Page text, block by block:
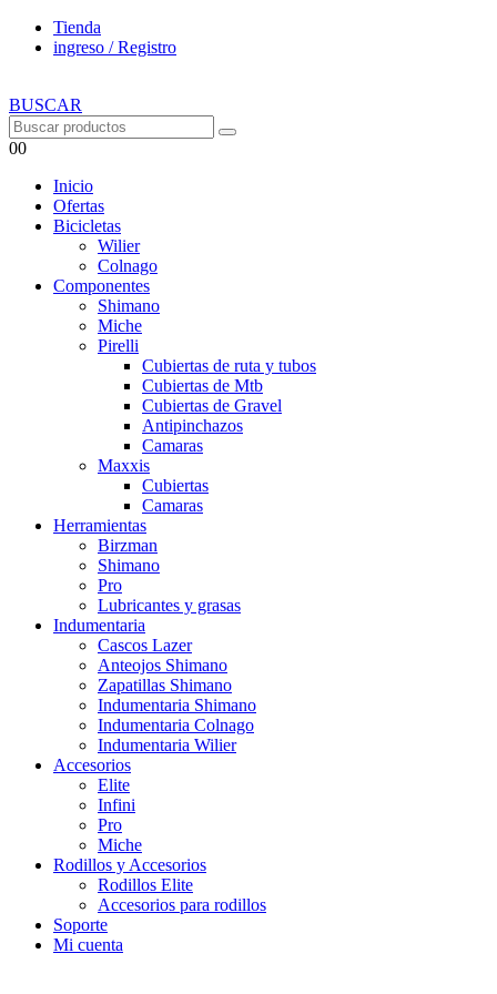
Tienda
ingreso / Registro
BUSCAR
00
Inicio
Ofertas
Bicicletas
Wilier
Colnago
Componentes
Shimano
Miche
Pirelli
Cubiertas de ruta y tubos
Cubiertas de Mtb
Cubiertas de Gravel
Antipinchazos
Camaras
Maxxis
Cubiertas
Camaras
Herramientas
Birzman
Shimano
Pro
Lubricantes y grasas
Indumentaria
Cascos Lazer
Anteojos Shimano
Zapatillas Shimano
Indumentaria Shimano
Indumentaria Colnago
Indumentaria Wilier
Accesorios
Elite
Infini
Pro
Miche
Rodillos y Accesorios
Rodillos Elite
Accesorios para rodillos
Soporte
Mi cuenta